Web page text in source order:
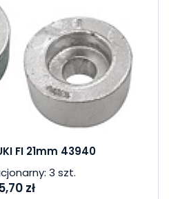
FI 21mm 43940
3 szt.
zł